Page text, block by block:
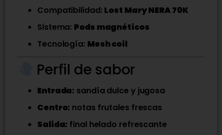
Compatibilidad: Lost Mary NERA 70K
Sistema: Pods magnéticos
Tecnología: Mesh coil
Perfil de sabor
Entrada: sandía dulce y jugosa
Centro: notas frutales frescas
Salida: final helado refrescante